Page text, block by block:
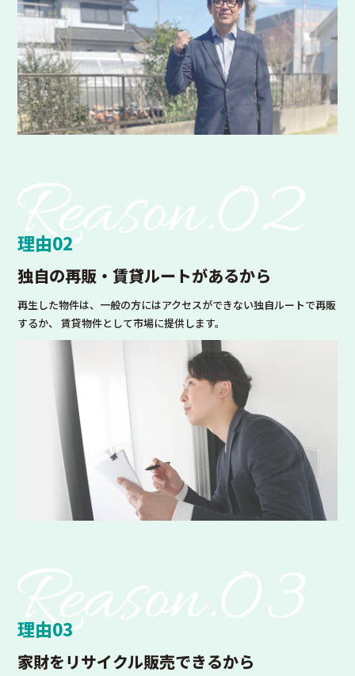
理由02
独自の再販・賃貸ルートがあるから
再生した物件は、一般の方にはアクセスができない独自ルートで再販
するか、 賃貸物件として市場に提供します。
理由03
家財をリサイクル販売できるから